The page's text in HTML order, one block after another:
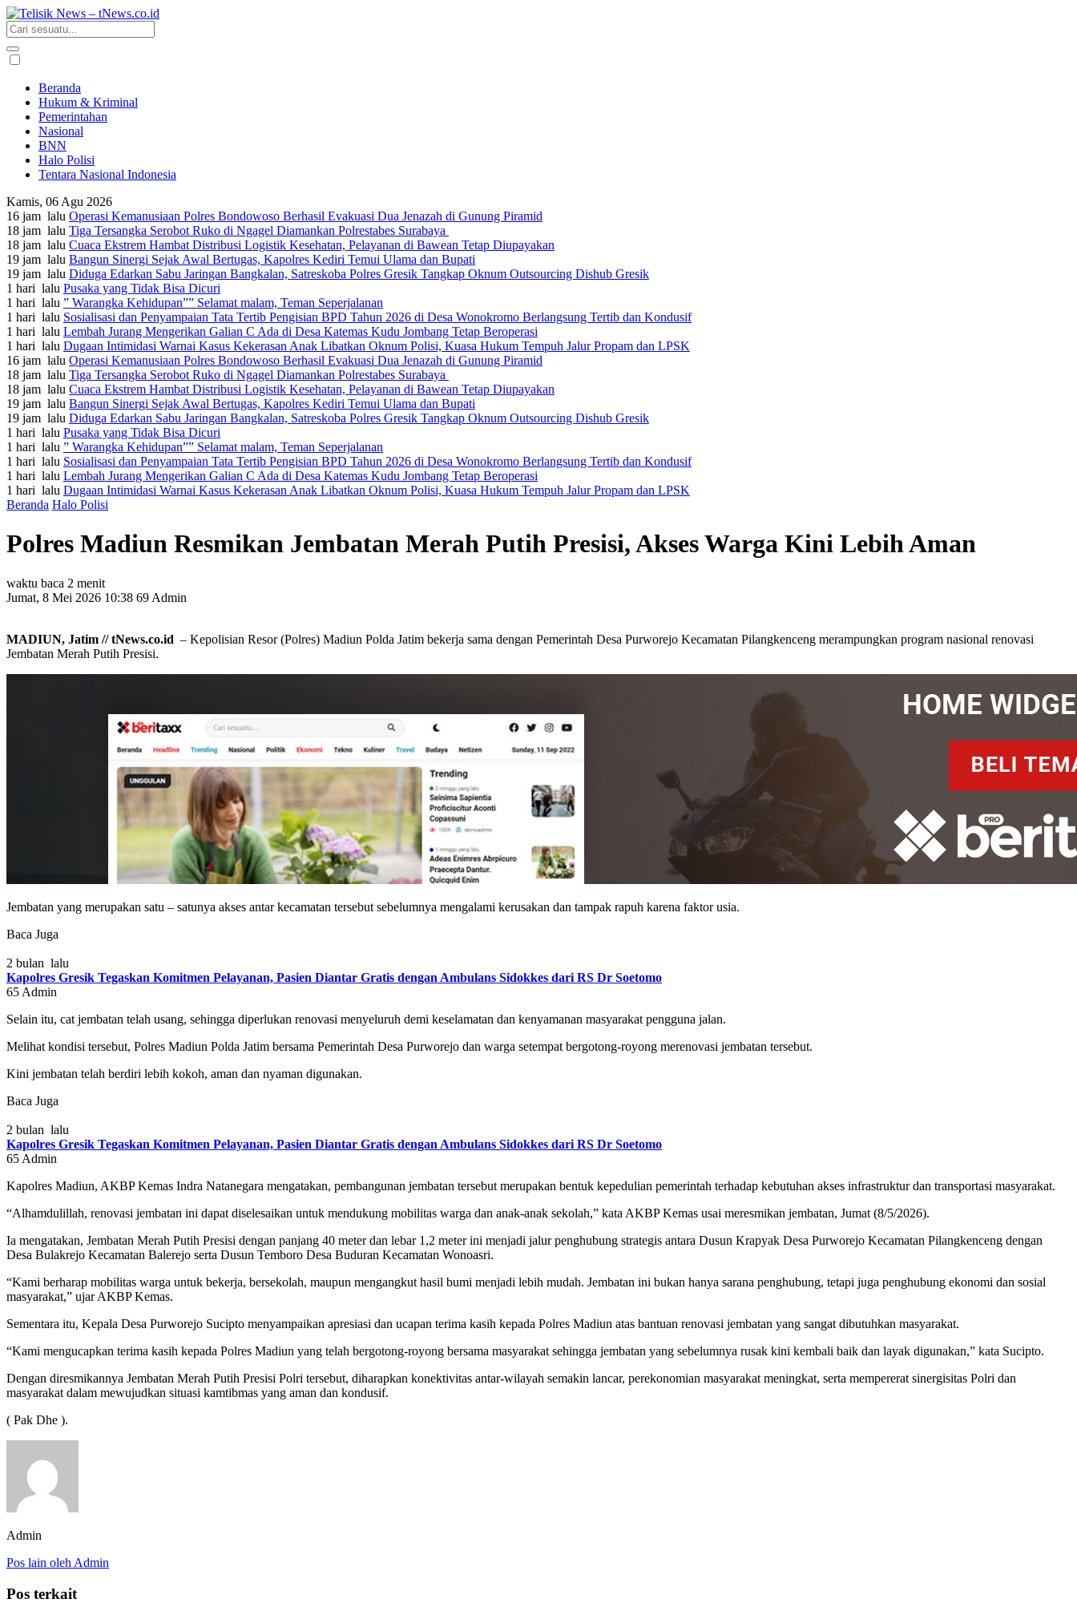
Beranda
Hukum & Kriminal
Pemerintahan
Nasional
BNN
Halo Polisi
Tentara Nasional Indonesia
Kamis, 06 Agu 2026
16 jam lalu Operasi Kemanusiaan Polres Bondowoso Berhasil Evakuasi Dua Jenazah di Gunung Piramid
18 jam lalu Tiga Tersangka Serobot Ruko di Ngagel Diamankan Polrestabes Surabaya
18 jam lalu Cuaca Ekstrem Hambat Distribusi Logistik Kesehatan, Pelayanan di Bawean Tetap Diupayakan
19 jam lalu Bangun Sinergi Sejak Awal Bertugas, Kapolres Kediri Temui Ulama dan Bupati
19 jam lalu Diduga Edarkan Sabu Jaringan Bangkalan, Satreskoba Polres Gresik Tangkap Oknum Outsourcing Dishub Gresik
1 hari lalu Pusaka yang Tidak Bisa Dicuri
1 hari lalu ” Warangka Kehidupan”” Selamat malam, Teman Seperjalanan
1 hari lalu Sosialisasi dan Penyampaian Tata Tertib Pengisian BPD Tahun 2026 di Desa Wonokromo Berlangsung Tertib dan Kondusif
1 hari lalu Lembah Jurang Mengerikan Galian C Ada di Desa Katemas Kudu Jombang Tetap Beroperasi
1 hari lalu Dugaan Intimidasi Warnai Kasus Kekerasan Anak Libatkan Oknum Polisi, Kuasa Hukum Tempuh Jalur Propam dan LPSK
16 jam lalu Operasi Kemanusiaan Polres Bondowoso Berhasil Evakuasi Dua Jenazah di Gunung Piramid
18 jam lalu Tiga Tersangka Serobot Ruko di Ngagel Diamankan Polrestabes Surabaya
18 jam lalu Cuaca Ekstrem Hambat Distribusi Logistik Kesehatan, Pelayanan di Bawean Tetap Diupayakan
19 jam lalu Bangun Sinergi Sejak Awal Bertugas, Kapolres Kediri Temui Ulama dan Bupati
19 jam lalu Diduga Edarkan Sabu Jaringan Bangkalan, Satreskoba Polres Gresik Tangkap Oknum Outsourcing Dishub Gresik
1 hari lalu Pusaka yang Tidak Bisa Dicuri
1 hari lalu ” Warangka Kehidupan”” Selamat malam, Teman Seperjalanan
1 hari lalu Sosialisasi dan Penyampaian Tata Tertib Pengisian BPD Tahun 2026 di Desa Wonokromo Berlangsung Tertib dan Kondusif
1 hari lalu Lembah Jurang Mengerikan Galian C Ada di Desa Katemas Kudu Jombang Tetap Beroperasi
1 hari lalu Dugaan Intimidasi Warnai Kasus Kekerasan Anak Libatkan Oknum Polisi, Kuasa Hukum Tempuh Jalur Propam dan LPSK
Beranda Halo Polisi
Polres Madiun Resmikan Jembatan Merah Putih Presisi, Akses Warga Kini Lebih Aman
waktu baca 2 menit
Jumat, 8 Mei 2026 10:38 69 Admin
MADIUN, Jatim // tNews.co.id – Kepolisian Resor (Polres) Madiun Polda Jatim bekerja sama dengan Pemerintah Desa Purworejo Kecamatan Pilangkenceng merampungkan program nasional renovasi
Jembatan Merah Putih Presisi.
Jembatan yang merupakan satu – satunya akses antar kecamatan tersebut sebelumnya mengalami kerusakan dan tampak rapuh karena faktor usia.
Baca Juga
2 bulan lalu
Kapolres Gresik Tegaskan Komitmen Pelayanan, Pasien Diantar Gratis dengan Ambulans Sidokkes dari RS Dr Soetomo
65 Admin
Selain itu, cat jembatan telah usang, sehingga diperlukan renovasi menyeluruh demi keselamatan dan kenyamanan masyarakat pengguna jalan.
Melihat kondisi tersebut, Polres Madiun Polda Jatim bersama Pemerintah Desa Purworejo dan warga setempat bergotong-royong merenovasi jembatan tersebut.
Kini jembatan telah berdiri lebih kokoh, aman dan nyaman digunakan.
Baca Juga
2 bulan lalu
Kapolres Gresik Tegaskan Komitmen Pelayanan, Pasien Diantar Gratis dengan Ambulans Sidokkes dari RS Dr Soetomo
65 Admin
Kapolres Madiun, AKBP Kemas Indra Natanegara mengatakan, pembangunan jembatan tersebut merupakan bentuk kepedulian pemerintah terhadap kebutuhan akses infrastruktur dan transportasi masyarakat.
“Alhamdulillah, renovasi jembatan ini dapat diselesaikan untuk mendukung mobilitas warga dan anak-anak sekolah,” kata AKBP Kemas usai meresmikan jembatan, Jumat (8/5/2026).
Ia mengatakan, Jembatan Merah Putih Presisi dengan panjang 40 meter dan lebar 1,2 meter ini menjadi jalur penghubung strategis antara Dusun Krapyak Desa Purworejo Kecamatan Pilangkenceng dengan
Desa Bulakrejo Kecamatan Balerejo serta Dusun Temboro Desa Buduran Kecamatan Wonoasri.
“Kami berharap mobilitas warga untuk bekerja, bersekolah, maupun mengangkut hasil bumi menjadi lebih mudah. Jembatan ini bukan hanya sarana penghubung, tetapi juga penghubung ekonomi dan sosial
masyarakat,” ujar AKBP Kemas.
Sementara itu, Kepala Desa Purworejo Sucipto menyampaikan apresiasi dan ucapan terima kasih kepada Polres Madiun atas bantuan renovasi jembatan yang sangat dibutuhkan masyarakat.
“Kami mengucapkan terima kasih kepada Polres Madiun yang telah bergotong-royong bersama masyarakat sehingga jembatan yang sebelumnya rusak kini kembali baik dan layak digunakan,” kata Sucipto.
Dengan diresmikannya Jembatan Merah Putih Presisi Polri tersebut, diharapkan konektivitas antar-wilayah semakin lancar, perekonomian masyarakat meningkat, serta mempererat sinergisitas Polri dan
masyarakat dalam mewujudkan situasi kamtibmas yang aman dan kondusif.
( Pak Dhe ).
Admin
Pos lain oleh Admin
Pos terkait